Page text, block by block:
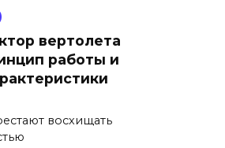
вертолета
работы и
восхищать